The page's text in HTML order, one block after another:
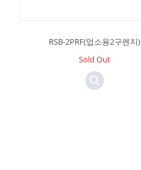
RSB-2PRF(업소용2구렌지)
Sold Out